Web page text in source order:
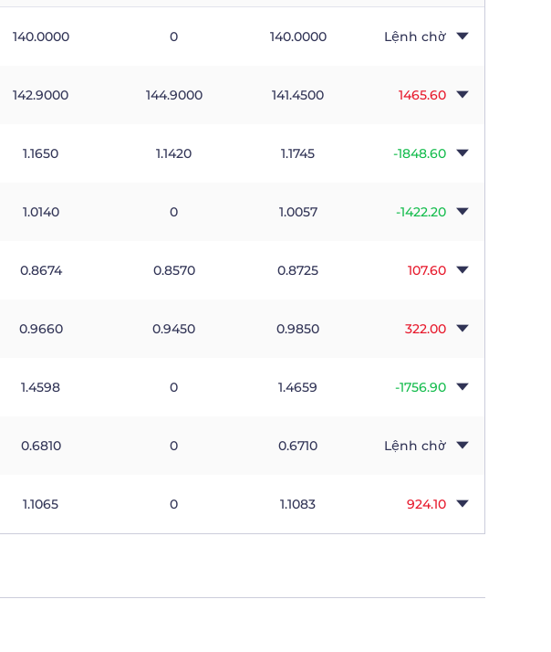
140.0000 0 140.0000 Lệnh chờ
142.9000 144.9000 141.4500 1465.60
1.1650 1.1420 1.1745 -1848.60
1.0140 0 1.0057 -1422.20
0.8674 0.8570 0.8725 107.60
0.9660 0.9450 0.9850 322.00
1.4598 0 1.4659 -1756.90
0.6810 0 0.6710 Lệnh chờ
1.1065 0 1.1083 924.10